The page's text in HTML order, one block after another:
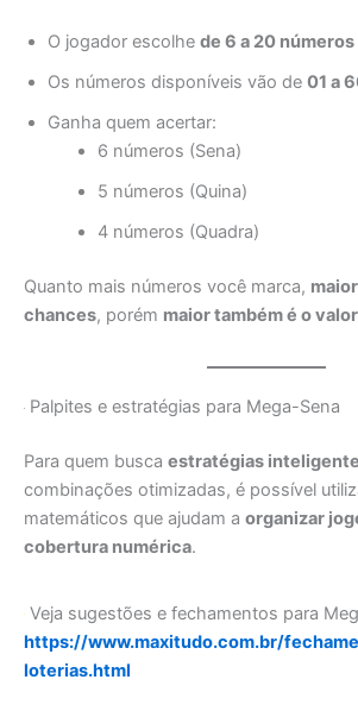
O jogador escolhe de 6 a 20 números
Os números disponíveis vão de 01 a
Ganha quem acertar:
6 números (Sena)
5 números (Quina)
4 números (Quadra)
Quanto mais números você marca,
chances, porém maior também é o
Palpites e estratégias para Mega-Sena
Para quem busca estratégias
combinações otimizadas, é possível
matemáticos que ajudam a organizar
cobertura numérica.
Veja sugestões e fechamentos para
https://www.maxitudo.com.br/
loterias.html